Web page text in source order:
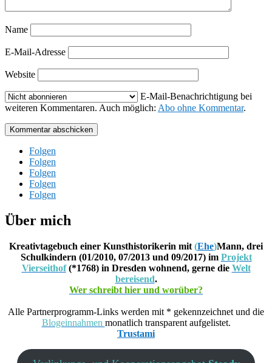
Name
E-Mail-Adresse
Website
E-Mail-Benachrichtigung bei
weiteren Kommentaren. Auch möglich: Abo ohne Kommentar.
Kommentar abschicken
Folgen
Folgen
Folgen
Folgen
Folgen
Über mich
Kreativtagebuch einer Kunsthistorikerin mit (Ehe)Mann, drei
Schulkindern (01/2010, 07/2013 und 09/2017) im Projekt
Vierseithof(*1768) in Dresden wohnend, gerne die Welt
bereisend.
Wer schreibt hier und worüber?
Alle Partnerprogramm-Links werden mit * gekennzeichnet und die
Blogeinnahmen monatlich transparent aufgelistet.
Trustami